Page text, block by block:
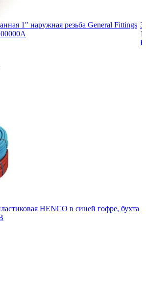
1" наружная резьба General Fittings
HENCO в синей гофре, бухта